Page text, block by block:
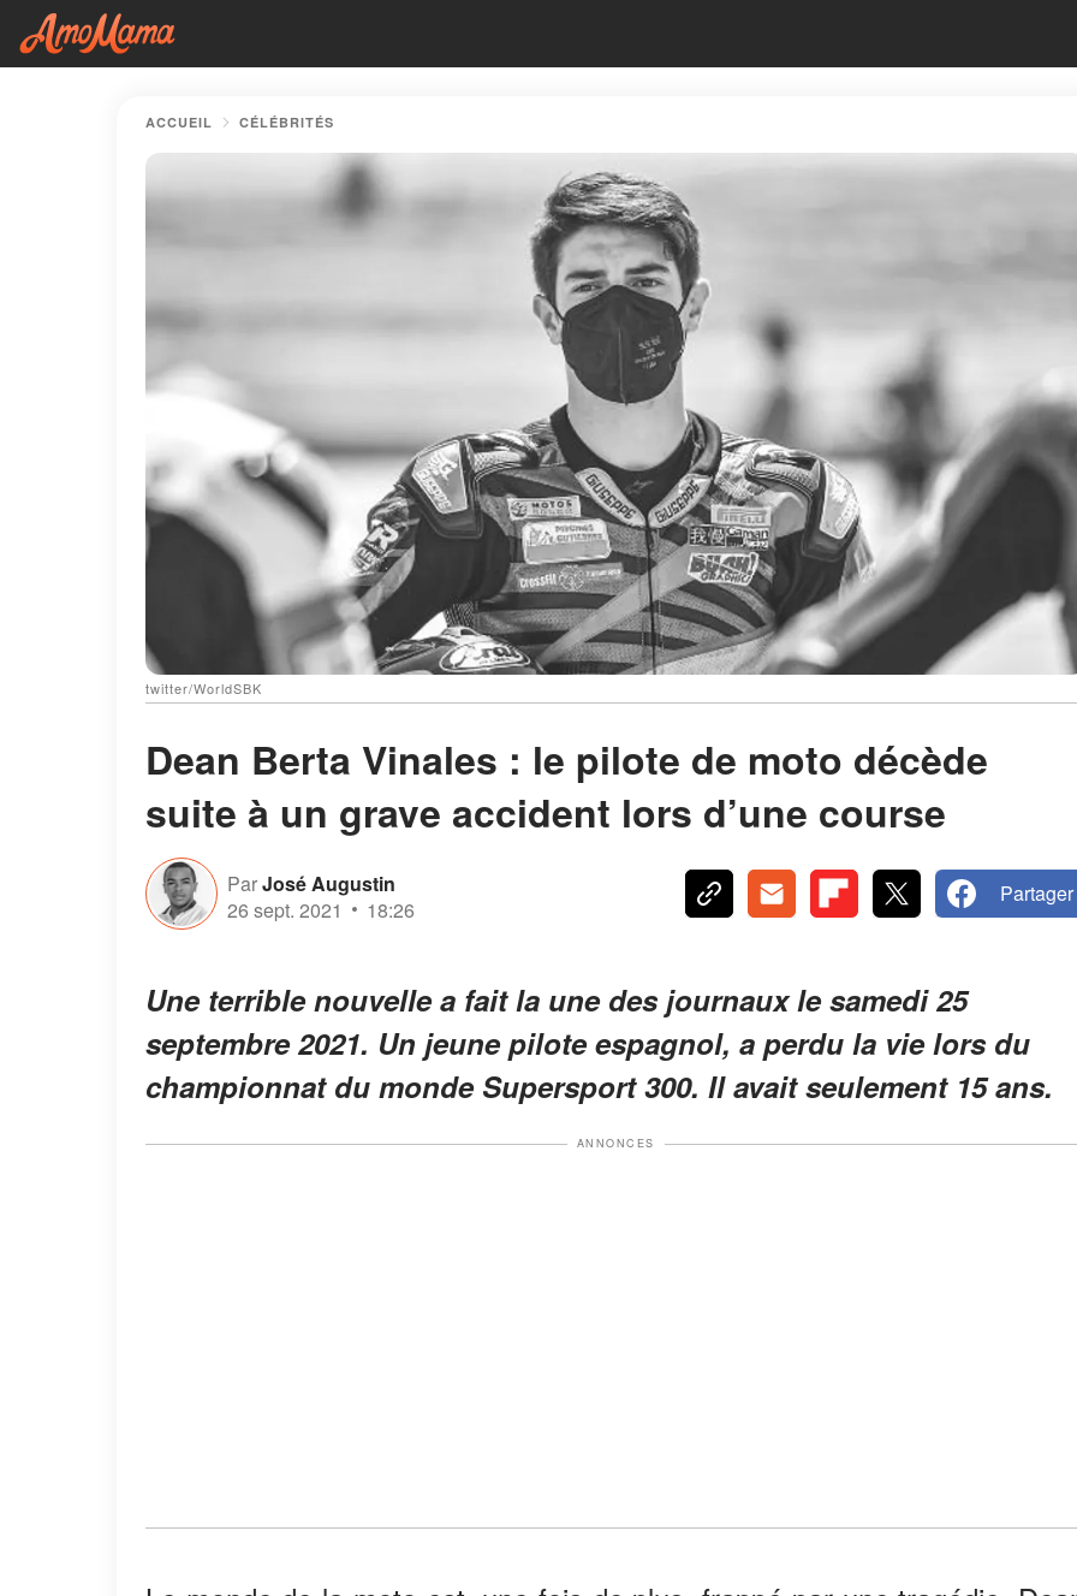
ACCUEIL CÉLÉBRITÉS
twitter/WorldSBK
Dean Berta Vinales : le pilote de moto décède
suite à un grave accident lors d’une course
ParJosé Augustin
26 sept. 2021
18:26
Partager
Une terrible nouvelle a fait la une des journaux le samedi 25
septembre 2021. Un jeune pilote espagnol, a perdu la vie lors du
championnat du monde Supersport 300. Il avait seulement 15 ans.
ANNONCES